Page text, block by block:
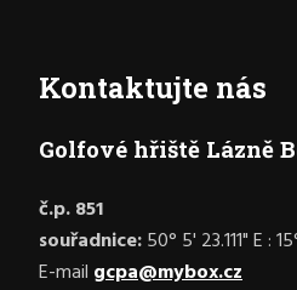
Kontaktujte nás
Golfové hřiště Lázně
č.p. 851
souřadnice:50° 5' 23.111" E :
E-mail gcpa@mybox.cz